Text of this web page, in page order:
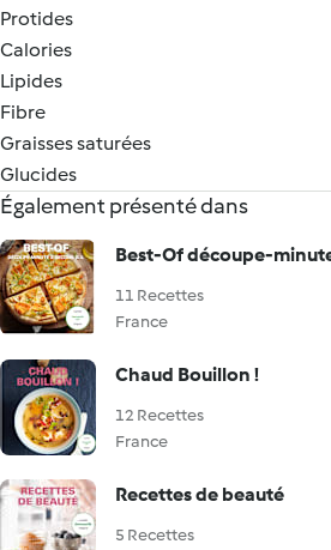
Protides
Calories
Lipides
Fibre
Graisses saturées
Glucides
Également présenté dans
Best-Of découpe-
11 Recettes
France
Chaud Bouillon !
12 Recettes
France
Recettes de beauté
5 Recettes